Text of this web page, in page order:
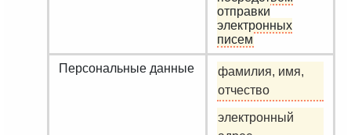
отправки
электронных
писем
Персональные данные
фамилия, имя,
отчество
электронный